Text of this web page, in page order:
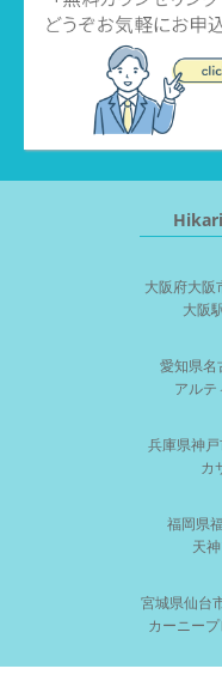
Hikari
大阪府大
大阪
愛知県名
アル
兵庫県神
カ
福岡県
天
宮城県仙台
カーニー